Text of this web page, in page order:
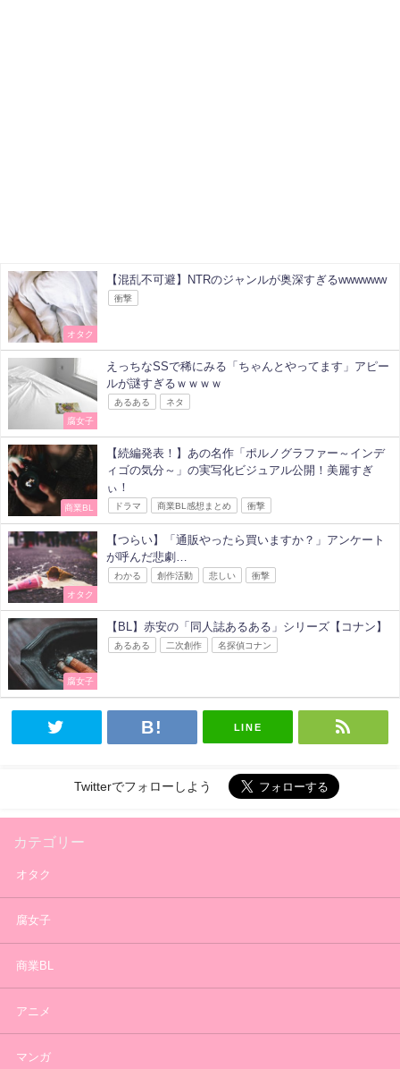
オタク
【混乱不可避】NTRのジャンルが奥深すぎるwwwwww
衝撃
腐女子
えっちなSSで稀にみる「ちゃんとやってます」アピー
ルが謎すぎるｗｗｗｗ
あるある ネタ
商業BL
【続編発表！】あの名作「ポルノグラファー～インデ
ィゴの気分～」の実写化ビジュアル公開！美麗すぎ
ぃ！
ドラマ 商業BL感想まとめ 衝撃
オタク
【つらい】「通販やったら買いますか？」アンケート
が呼んだ悲劇…
わかる 創作活動 悲しい 衝撃
腐女子
【BL】赤安の「同人誌あるある」シリーズ【コナン】
あるある 二次創作 名探偵コナン
LINE
Twitterでフォローしよう
カテゴリー
オタク
腐女子
商業BL
アニメ
マンガ